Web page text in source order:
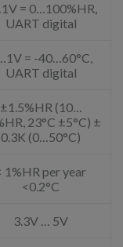
= 0…100%HR,
UART digital
= -40…60°C,
UART digital
±1.5%HR (10…
23°C ±5°C) ±
0.3K (0…50°C)
1%HR per year
<0.2°C
3.3V … 5V